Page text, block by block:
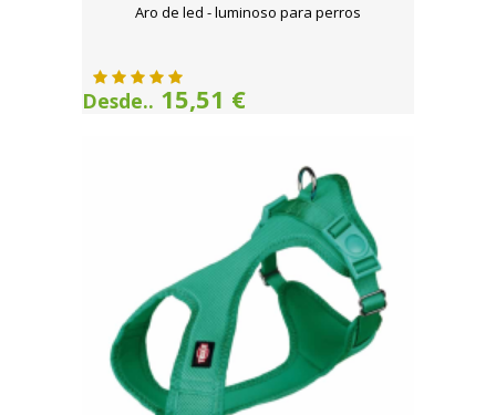
Aro de led - luminoso para perros
Desde.. 15,51 €